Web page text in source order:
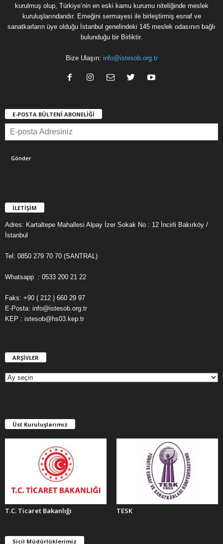
kurulmuş olup, Türkiye’nin en eski kamu kurumu niteliğinde meslek
kuruluşlarındandır. Emeğini sermayesi ile birleştirmiş esnaf ve
sanatkarların üye olduğu İstanbul genelindeki 145 meslek odasının bağlı
bulunduğu bir Birliktir.
Bize Ulaşın: info@istesob.org.tr
E-POSTA BÜLTENİ ABONELİĞİ
İLETİŞİM
Adres: Kartaltepe Mahallesi Alpay İzer Sokak No : 12 İncirli Bakırköy /
İstanbul
Tel: 0850 279 70 70 (SANTRAL)
Whatsapp : 0533 200 21 22
Faks: +90 ( 212 ) 660 29 97
E-Posta: info@istesob.org.tr
KEP : istesob@hs03.kep.tr
ARŞİVLER
E
R
Üst Kuruluşlarımız
T.C. Ticaret Bakanlığı TESK
Sicil Müdürlüklerimiz